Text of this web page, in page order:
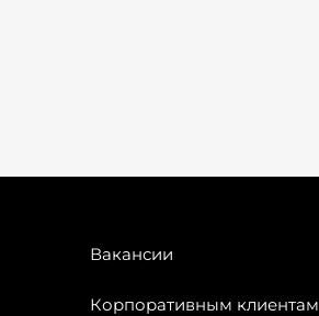
Вакансии
Корпоративным клиентам